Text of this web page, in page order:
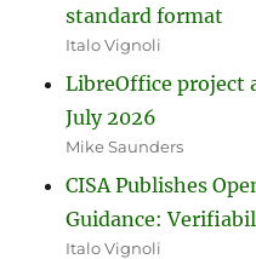
standard format
Italo Vignoli
LibreOffice project
July 2026
Mike Saunders
CISA Publishes
Guidance:
Italo Vignoli